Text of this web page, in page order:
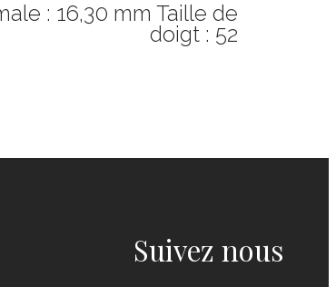
: 16,30 mm Taille de
doigt : 52
Suivez nous